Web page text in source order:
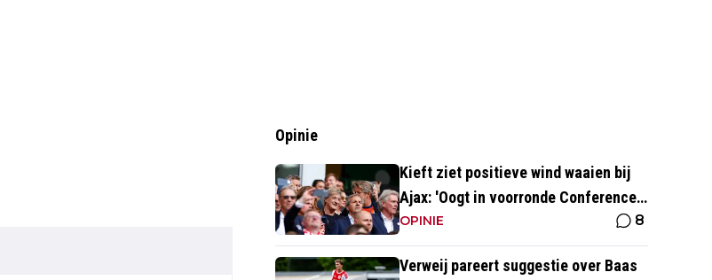
Opinie
Kieft ziet positieve wind waaien bij
Ajax: 'Oogt in voorronde Conference
League fris en energiek'
OPINIE 8
Verweij pareert suggestie over Baas